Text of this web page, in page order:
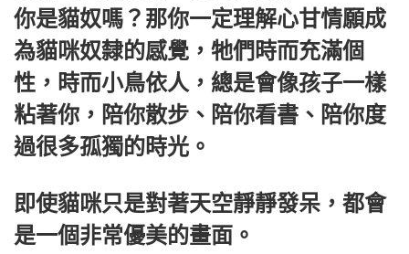
你是貓奴嗎？那你一定理解心甘情願成
為貓咪奴隸的感覺，牠們時而充滿個
性，時而小鳥依人，總是會像孩子一樣
粘著你，陪你散步、陪你看書、陪你度
過很多孤獨的時光。
即使貓咪只是對著天空靜靜發呆，都會
是一個非常優美的畫面。